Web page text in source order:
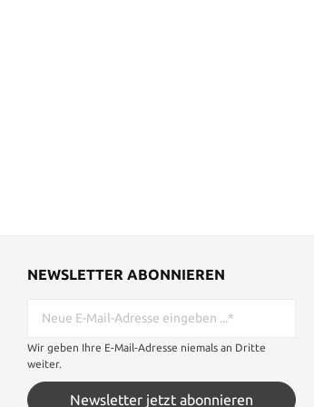
NEWSLETTER ABONNIEREN
Wir geben Ihre E-Mail-Adresse niemals an Dritte
weiter.
Newsletter jetzt abonnieren